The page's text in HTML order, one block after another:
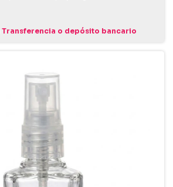
Transferencia o depósito bancario